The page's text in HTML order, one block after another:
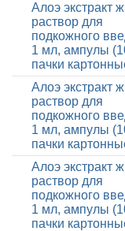
Алоэ экстракт
раствор для
подкожного
1 мл, ампулы
пачки
Алоэ экстракт
раствор для
подкожного
1 мл, ампулы
пачки
Алоэ экстракт
раствор для
подкожного
1 мл, ампулы
пачки